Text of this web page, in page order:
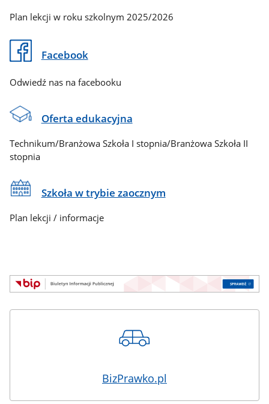
Plan lekcji w roku szkolnym 2025/2026
Facebook
Odwiedź nas na facebooku
Oferta edukacyjna
Technikum/Branżowa Szkoła I stopnia/Branżowa Szkoła II
stopnia
Szkoła w trybie zaocznym
Plan lekcji / informacje
BizPrawko.pl